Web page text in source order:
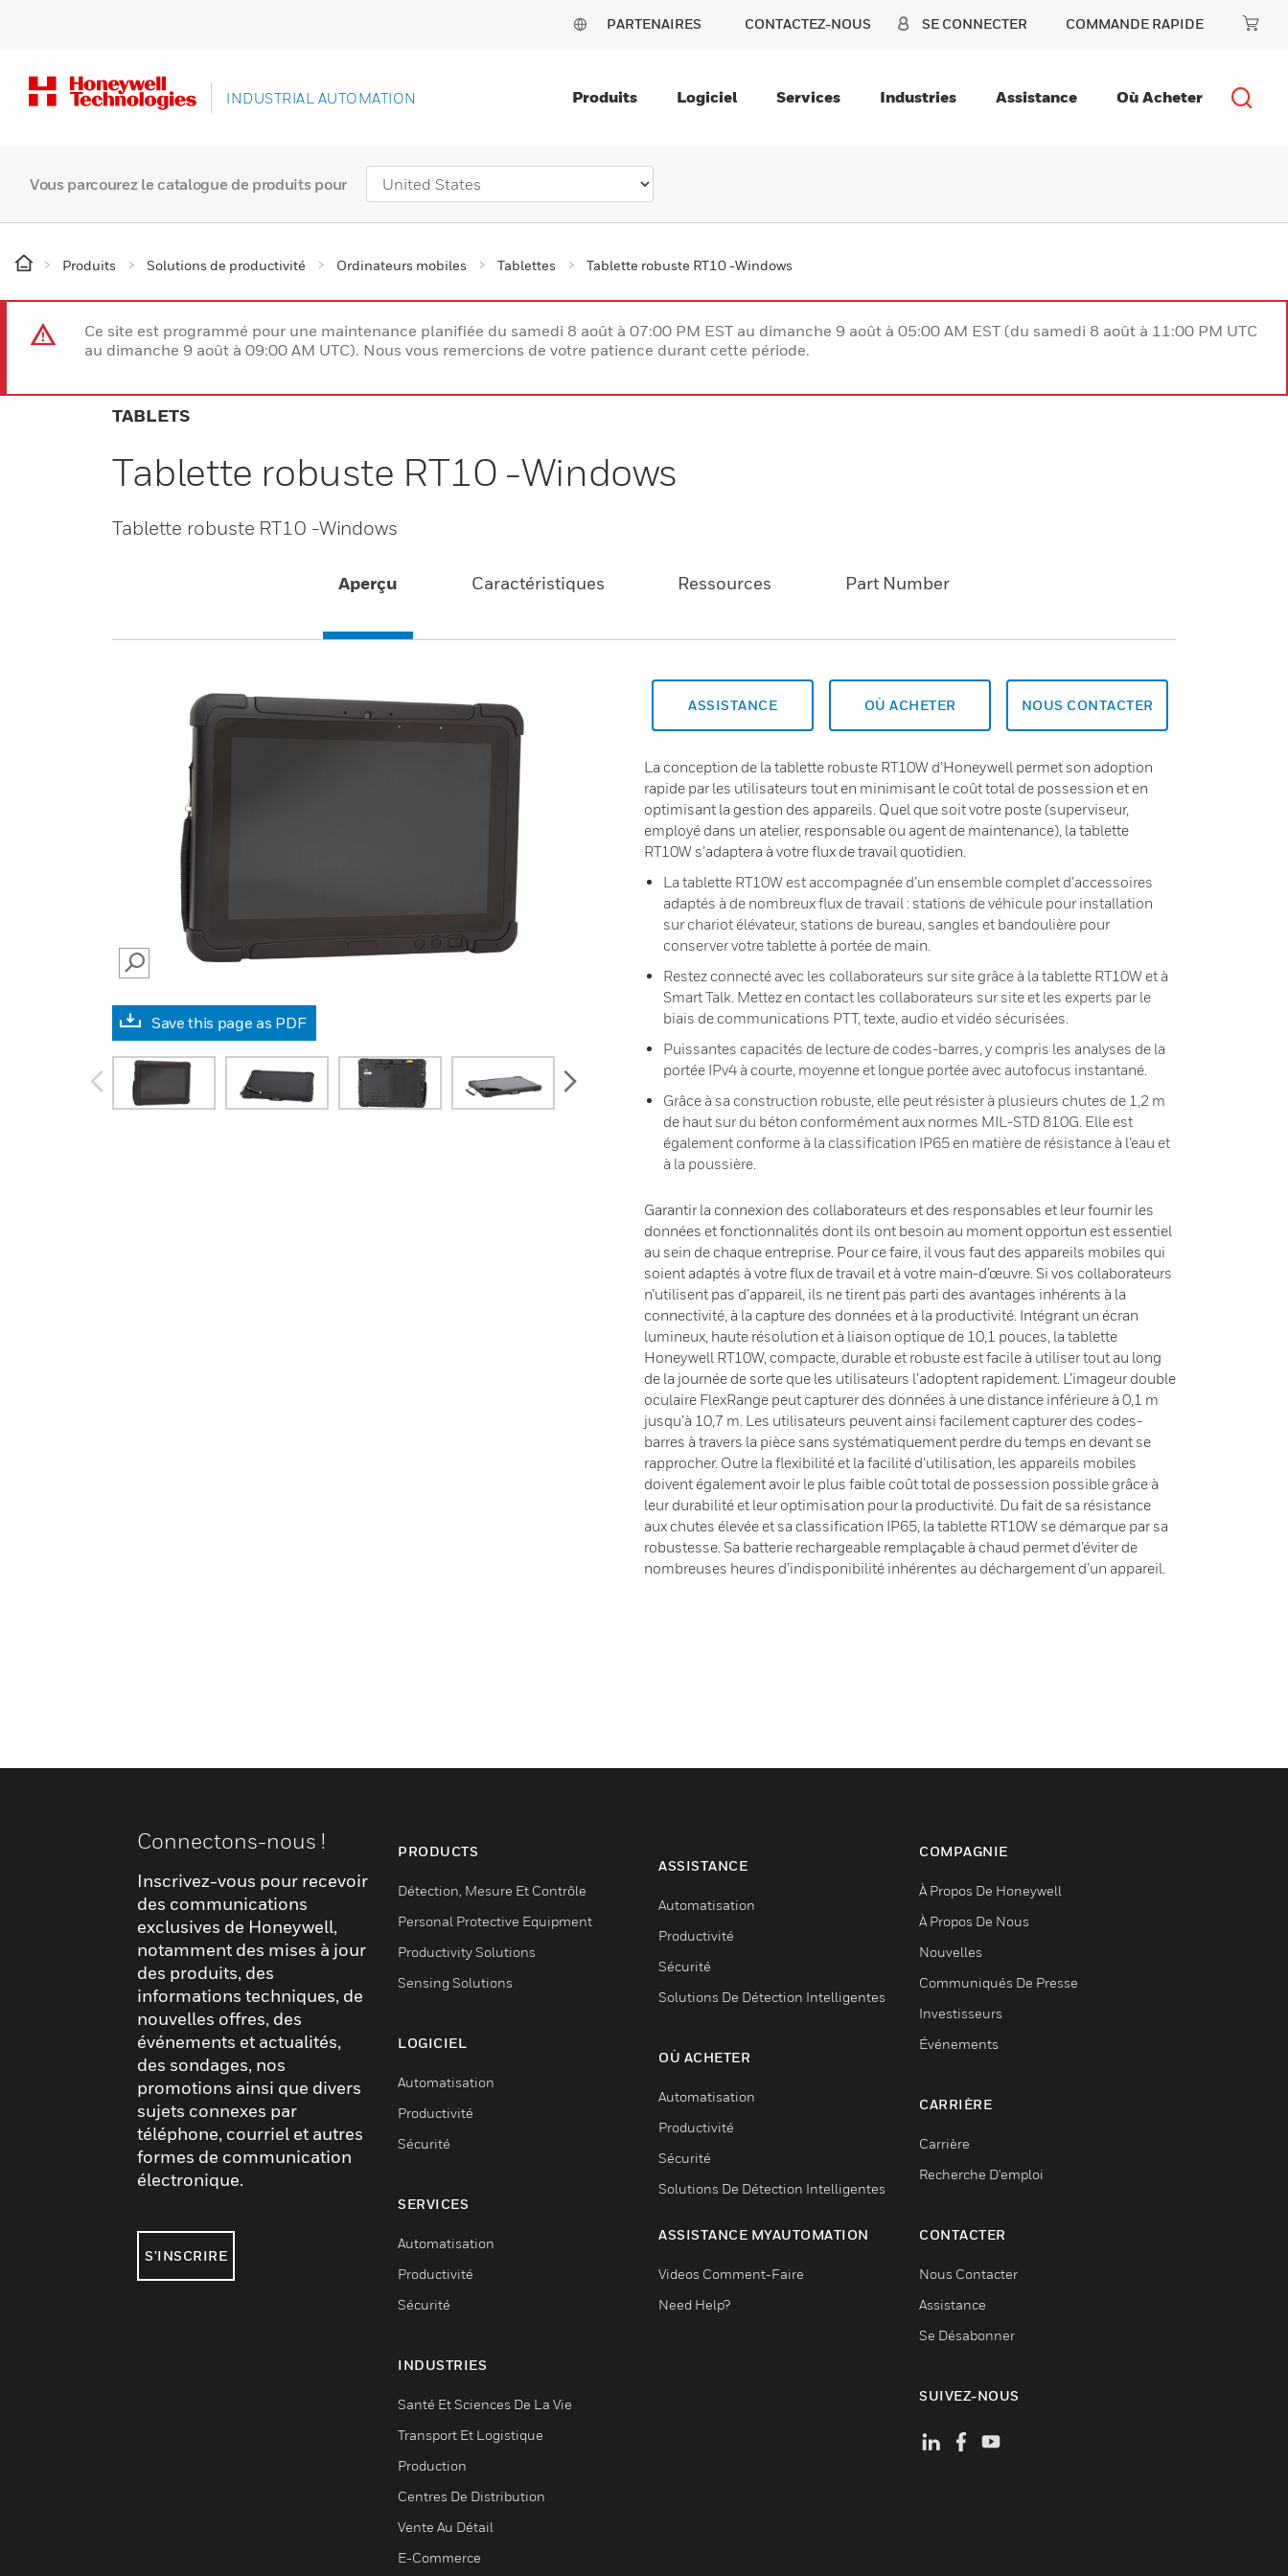
PARTENAIRES CONTACTEZ-NOUS SE CONNECTER COMMANDE RAPIDE
INDUSTRIAL AUTOMATION Produits Logiciel Services Industries Assistance Où Acheter
Vous parcourez le catalogue de produits pour
Produits Solutions de productivité Ordinateurs mobiles Tablettes Tablette robuste RT10 -Windows
Ce site est programmé pour une maintenance planifiée du samedi 8 août à 07:00 PM EST au dimanche 9 août à 05:00 AM EST (du samedi 8 août à 11:00 PM UTC
au dimanche 9 août à 09:00 AM UTC). Nous vous remercions de votre patience durant cette période.
TABLETS
Tablette robuste RT10 -Windows
Tablette robuste RT10 -Windows
Aperçu Caractéristiques Ressources Part Number
SEARCH
Save this page as PDF
prev
ASSISTANCE OÙ ACHETER NOUS CONTACTER
La conception de la tablette robuste RT10W d’Honeywell permet son adoption
rapide par les utilisateurs tout en minimisant le coût total de possession et en
optimisant la gestion des appareils. Quel que soit votre poste (superviseur,
employé dans un atelier, responsable ou agent de maintenance), la tablette
RT10W s’adaptera à votre flux de travail quotidien.
La tablette RT10W est accompagnée d’un ensemble complet d’accessoires
adaptés à de nombreux flux de travail : stations de véhicule pour installation
sur chariot élévateur, stations de bureau, sangles et bandoulière pour
conserver votre tablette à portée de main.
Restez connecté avec les collaborateurs sur site grâce à la tablette RT10W et à
Smart Talk. Mettez en contact les collaborateurs sur site et les experts par le
biais de communications PTT, texte, audio et vidéo sécurisées.
Puissantes capacités de lecture de codes-barres, y compris les analyses de la
portée IPv4 à courte, moyenne et longue portée avec autofocus instantané.
Grâce à sa construction robuste, elle peut résister à plusieurs chutes de 1,2 m
de haut sur du béton conformément aux normes MIL-STD 810G. Elle est
également conforme à la classification IP65 en matière de résistance à l’eau et
à la poussière.
Garantir la connexion des collaborateurs et des responsables et leur fournir les
données et fonctionnalités dont ils ont besoin au moment opportun est essentiel
au sein de chaque entreprise. Pour ce faire, il vous faut des appareils mobiles qui
soient adaptés à votre flux de travail et à votre main-d’œuvre. Si vos collaborateurs
n’utilisent pas d’appareil, ils ne tirent pas parti des avantages inhérents à la
connectivité, à la capture des données et à la productivité. Intégrant un écran
lumineux, haute résolution et à liaison optique de 10,1 pouces, la tablette
Honeywell RT10W, compacte, durable et robuste est facile à utiliser tout au long
de la journée de sorte que les utilisateurs l’adoptent rapidement. L’imageur double
oculaire FlexRange peut capturer des données à une distance inférieure à 0,1 m
jusqu’à 10,7 m. Les utilisateurs peuvent ainsi facilement capturer des codes-
barres à travers la pièce sans systématiquement perdre du temps en devant se
rapprocher. Outre la flexibilité et la facilité d’utilisation, les appareils mobiles
doivent également avoir le plus faible coût total de possession possible grâce à
leur durabilité et leur optimisation pour la productivité. Du fait de sa résistance
aux chutes élevée et sa classification IP65, la tablette RT10W se démarque par sa
robustesse. Sa batterie rechargeable remplaçable à chaud permet d’éviter de
nombreuses heures d’indisponibilité inhérentes au déchargement d’un appareil.
Connectons-nous !
Inscrivez-vous pour recevoir
des communications
exclusives de Honeywell,
notamment des mises à jour
des produits, des
informations techniques, de
nouvelles offres, des
événements et actualités,
des sondages, nos
promotions ainsi que divers
sujets connexes par
téléphone, courriel et autres
formes de communication
électronique.
S'INSCRIRE
PRODUCTS
Détection, Mesure Et Contrôle
Personal Protective Equipment
Productivity Solutions
Sensing Solutions
LOGICIEL
Automatisation
Productivité
Sécurité
SERVICES
Automatisation
Productivité
Sécurité
INDUSTRIES
Santé Et Sciences De La Vie
Transport Et Logistique
Production
Centres De Distribution
Vente Au Détail
E-Commerce
ASSISTANCE
Automatisation
Productivité
Sécurité
Solutions De Détection Intelligentes
OÙ ACHETER
Automatisation
Productivité
Sécurité
Solutions De Détection Intelligentes
ASSISTANCE MYAUTOMATION
Videos Comment-Faire
Need Help?
COMPAGNIE
À Propos De Honeywell
À Propos De Nous
Nouvelles
Communiqués De Presse
Investisseurs
Événements
CARRIÈRE
Carrière
Recherche D'emploi
CONTACTER
Nous Contacter
Assistance
Se Désabonner
SUIVEZ-NOUS